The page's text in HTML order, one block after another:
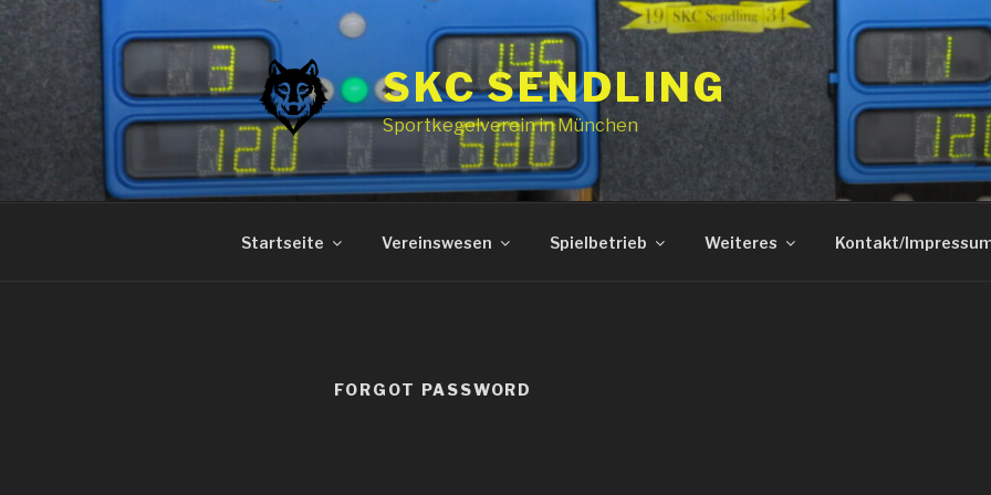
Zum
Inhalt
springen
SKC SENDLING
Sportkegelverein in München
Startseite Vereinswesen Spielbetrieb Weiteres Kontakt/
FORGOT PASSWORD